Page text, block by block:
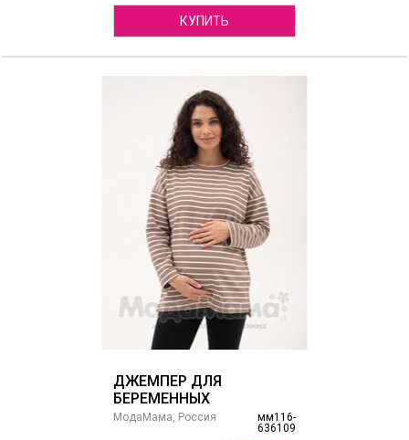
КУПИТЬ
ДЖЕМПЕР ДЛЯ
БЕРЕМЕННЫХ
мм116-
636109
МодаМама, Россия